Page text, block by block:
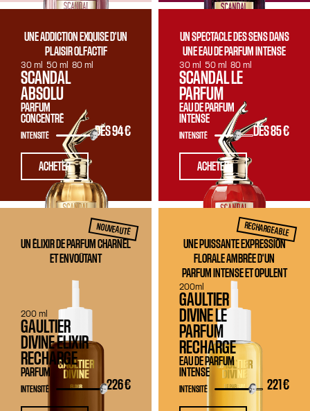
UNE ADDICTION EXQUISE D'UN
PLAISIR OLFACTIF
SCANDAL
ABSOLU
PARFUM
CONCENTRÉ
DÈS94 €
INTENSITÉ
30 ml 50 ml 80 ml
ACHETER
UN SPECTACLE DES SENS DANS
UNE EAU DE PARFUM INTENSE
SCANDAL LE
PARFUM
EAU DE PARFUM
INTENSE
DÈS85 €
INTENSITÉ
30 ml 50 ml 80 ml
ACHETER
NOUVEAUTÉ
UN ÉLIXIR DE PARFUM CHARNEL
ET ENVOÛTANT
GAULTIER
DIVINE ELIXIR
RECHARGE
PARFUM
226 €
INTENSITÉ
200 ml
RECHARGEABLE
UNE PUISSANTE EXPRESSION
FLORALE AMBRÉE D'UN
PARFUM INTENSE ET OPULENT
GAULTIER
DIVINE LE
PARFUM
RECHARGE
EAU DE PARFUM
INTENSE
221 €
INTENSITÉ
200ml